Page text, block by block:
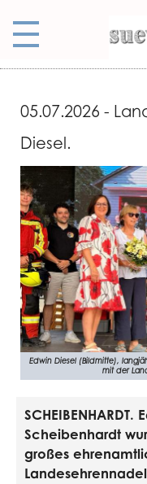
05.07.2026 -
Diesel.
Edwin Diesel (Bildmitte),
mit der
SCHEIBENHARDT.
Scheibenhardt
großes